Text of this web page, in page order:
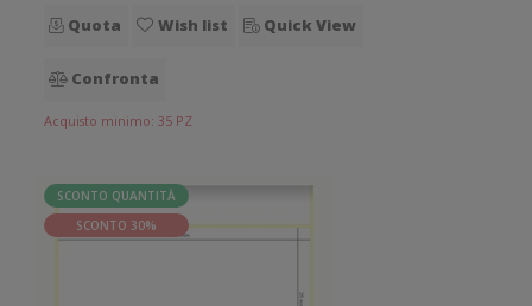
Quota Wish list Quick View
Confronta
Acquisto minimo: 35 PZ
SCONTO QUANTITÀ
SCONTO 30%